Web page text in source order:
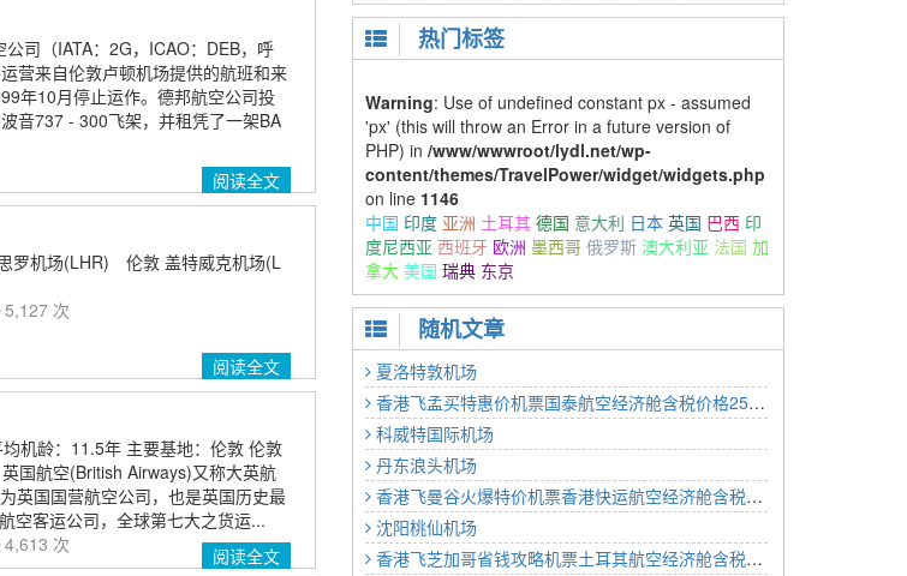
司（IATA：2G，ICAO：DEB，呼
营来自伦敦卢顿机场提供的航班和来
年10月停止运作。德邦航空公司投
音737 - 300飞架，并租凭了一架BA
阅读全文
罗机场(LHR) 伦敦 盖特威克机场(L
5,127 次
阅读全文
机龄：11.5年 主要基地：伦敦 伦敦
国航空(British Airways)又称大英航
英国国营航空公司，也是英国历史最
空客运公司，全球第七大之货运...
4,613 次 阅读全文
热门标签
Warning: Use of undefined constant px - assumed
'px' (this will throw an Error in a future version of
PHP) in /www/wwwroot/lydl.net/wp-
content/themes/TravelPower/widget/widgets.php
on line 1146
中国 印度 亚洲 土耳其 德国 意大利 日本 英国 巴西 印
度尼西亚 西班牙 欧洲 墨西哥 俄罗斯 澳大利亚 法国 加
拿大 美国 瑞典 东京
随机文章
夏洛特敦机场
香港飞孟买特惠价机票国泰航空经济舱含税价格2589元2022年12月06日
科威特国际机场
丹东浪头机场
香港飞曼谷火爆特价机票香港快运航空经济舱含税价格858元2023年01月24日
沈阳桃仙机场
香港飞芝加哥省钱攻略机票土耳其航空经济舱含税价格5781元2022年12月27日